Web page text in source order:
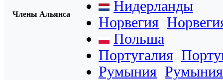
Члены Альянса
Нидерланды
Норвегия
Польша
Португалия
Румыния Румыния